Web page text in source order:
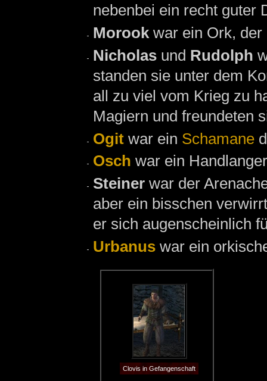
nebenbei ein recht guter
Morook war ein Ork,
Nicholas und Rudolph
standen sie unter dem
all zu viel vom Krieg zu
Magiern und freundeten
Ogit war ein Schamane
Osch war ein
Steiner war der
aber ein bisschen
er sich augenscheinlich
Urbanus war ein
Clovis in Gefangenschaft